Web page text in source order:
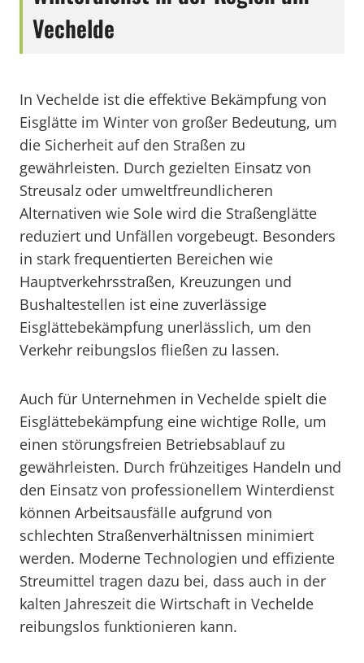
Vechelde
In Vechelde ist die effektive Bekämpfung von
Eisglätte im Winter von großer Bedeutung, um
die Sicherheit auf den Straßen zu
gewährleisten. Durch gezielten Einsatz von
Streusalz oder umweltfreundlicheren
Alternativen wie Sole wird die Straßenglätte
reduziert und Unfällen vorgebeugt. Besonders
in stark frequentierten Bereichen wie
Hauptverkehrsstraßen, Kreuzungen und
Bushaltestellen ist eine zuverlässige
Eisglättebekämpfung unerlässlich, um den
Verkehr reibungslos fließen zu lassen.
Auch für Unternehmen in Vechelde spielt die
Eisglättebekämpfung eine wichtige Rolle, um
einen störungsfreien Betriebsablauf zu
gewährleisten. Durch frühzeitiges Handeln und
den Einsatz von professionellem Winterdienst
können Arbeitsausfälle aufgrund von
schlechten Straßenverhältnissen minimiert
werden. Moderne Technologien und effiziente
Streumittel tragen dazu bei, dass auch in der
kalten Jahreszeit die Wirtschaft in Vechelde
reibungslos funktionieren kann.